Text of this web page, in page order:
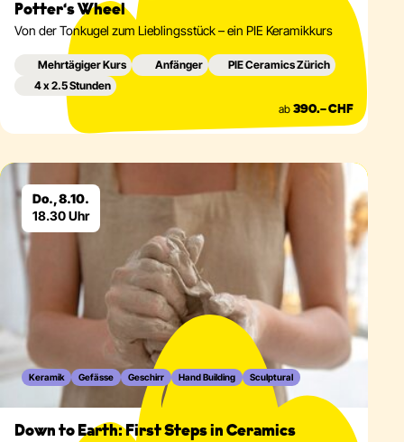
Potter‘s Wheel
Von der Tonkugel zum Lieblingsstück – ein PIE Keramikkurs
Mehrtägiger Kurs Anfänger
PIE Ceramics Zürich
4 x 2.5 Stunden
ab 390.– CHF
Do., 8.10.
18.30 Uhr
Keramik Gefässe Geschirr Hand Building Sculptural
Down to Earth: First Steps in Ceramics